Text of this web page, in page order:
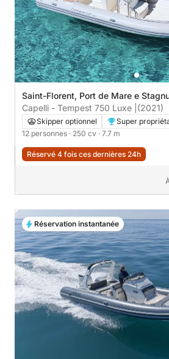
Saint-Florent, Port de Mare e
Capelli - Tempest 750 Luxe | (2021)
Skipper optionnel Super
12 personnes · 250 cv · 7.7 m
Réservé 4 fois ces dernières 24h
Réservation instantanée